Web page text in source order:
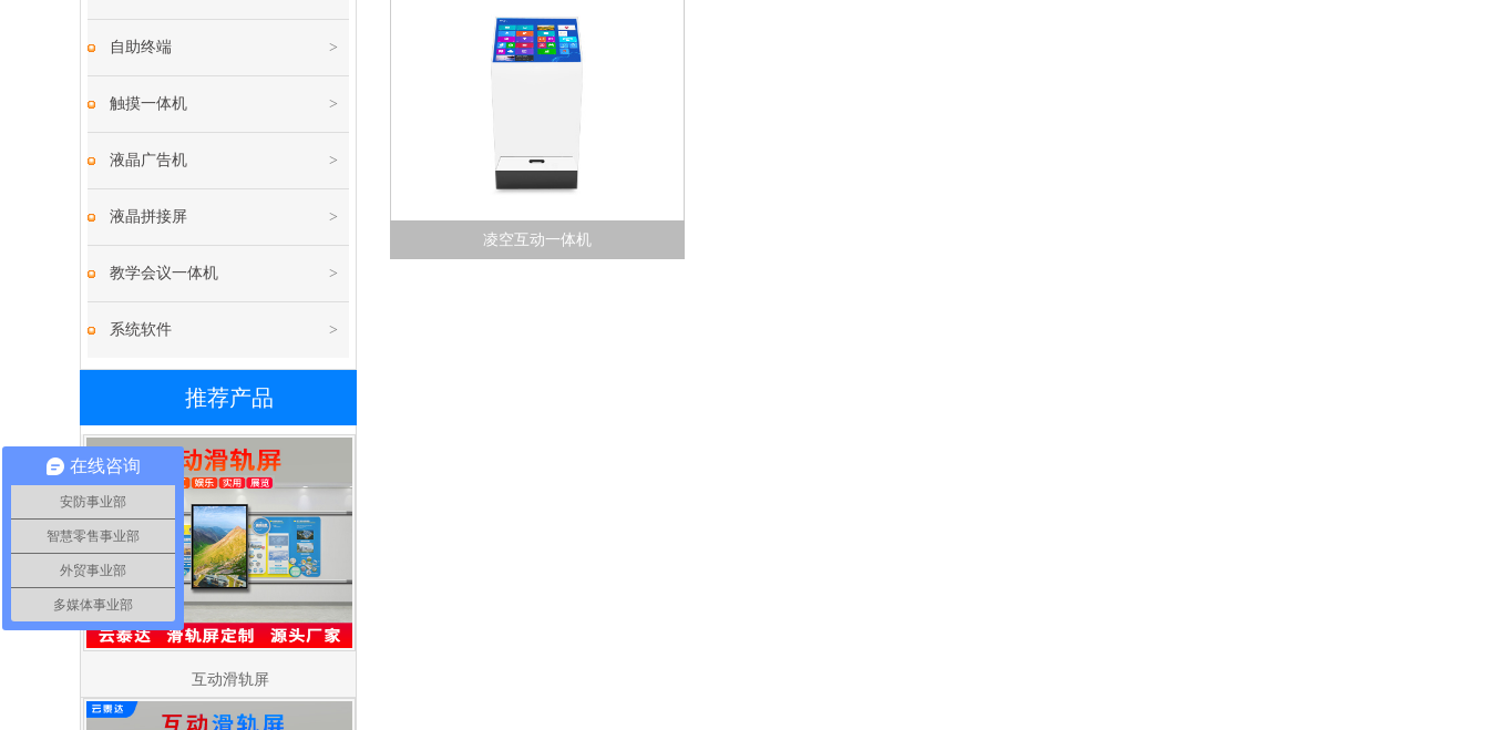
>
自助终端
>
触摸一体机
>
液晶广告机
>
液晶拼接屏
>
教学会议一体机
>
系统软件
推荐产品
互动滑轨屏
凌空互动一体机
在线咨询
安防事业部
智慧零售事业部
外贸事业部
多媒体事业部